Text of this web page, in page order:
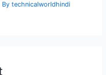
Bytechnicalworldhindi